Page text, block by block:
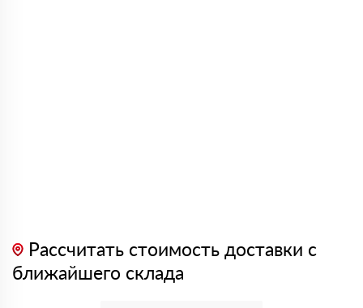
Рассчитать стоимость доставки с
ближайшего склада